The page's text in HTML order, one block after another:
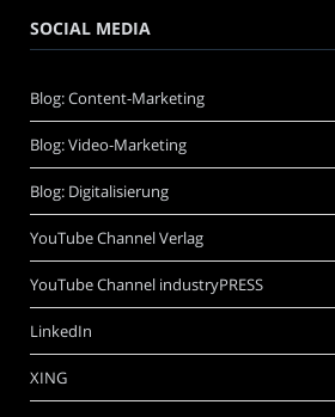
SOCIAL MEDIA
Blog: Content-Marketing
Blog: Video-Marketing
Blog: Digitalisierung
YouTube Channel Verlag
YouTube Channel industryPRESS
LinkedIn
XING